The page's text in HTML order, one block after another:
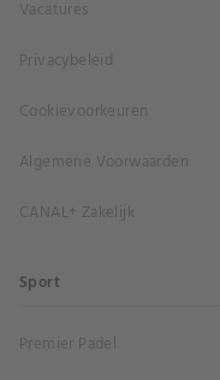
Vacatures
Privacybeleid
Cookievoorkeuren
Algemene Voorwaarden
CANAL+ Zakelijk
Sport
Premier Padel